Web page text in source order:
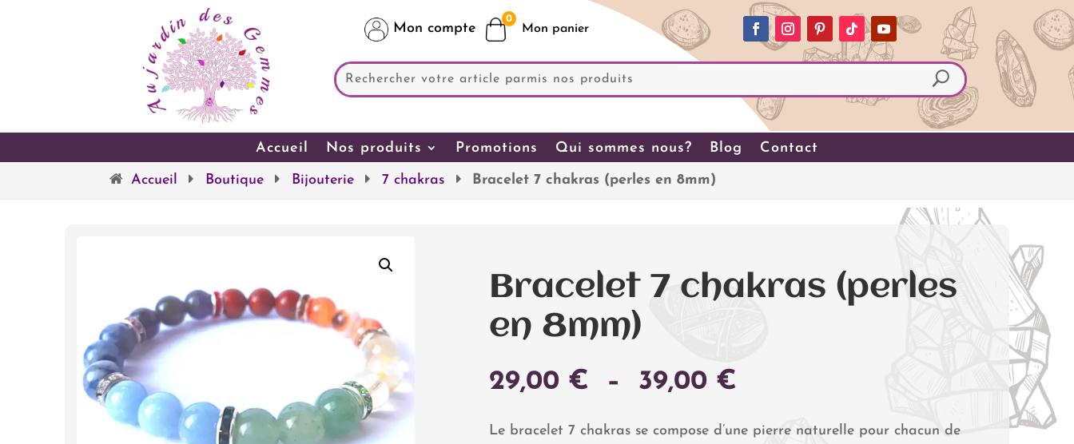
Mon compte
0
Accueil Nos produits Promotions Qui sommes nous? Blog Contact
Accueil Boutique Bijouterie 7 chakras Bracelet 7 chakras (perles en 8mm)
Bracelet 7 chakras (perles
en 8mm)
29,00 € – 39,00 €
PRIX :
Le bracelet 7 chakras se compose d’une pierre naturelle pour chacun de